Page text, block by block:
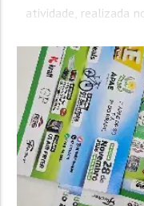
atividade, realizada
principal objetivo